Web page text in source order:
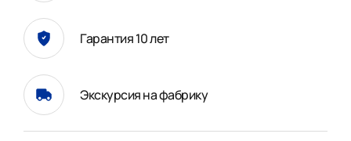
Гарантия 10 лет
Экскурсия на фабрику